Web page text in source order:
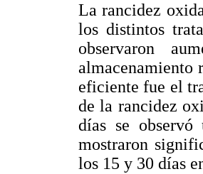
La rancidez
los distintos
observaron
almacenamiento
eficiente fue el
de la rancidez
días se
mostraron
los 15 y 30 días